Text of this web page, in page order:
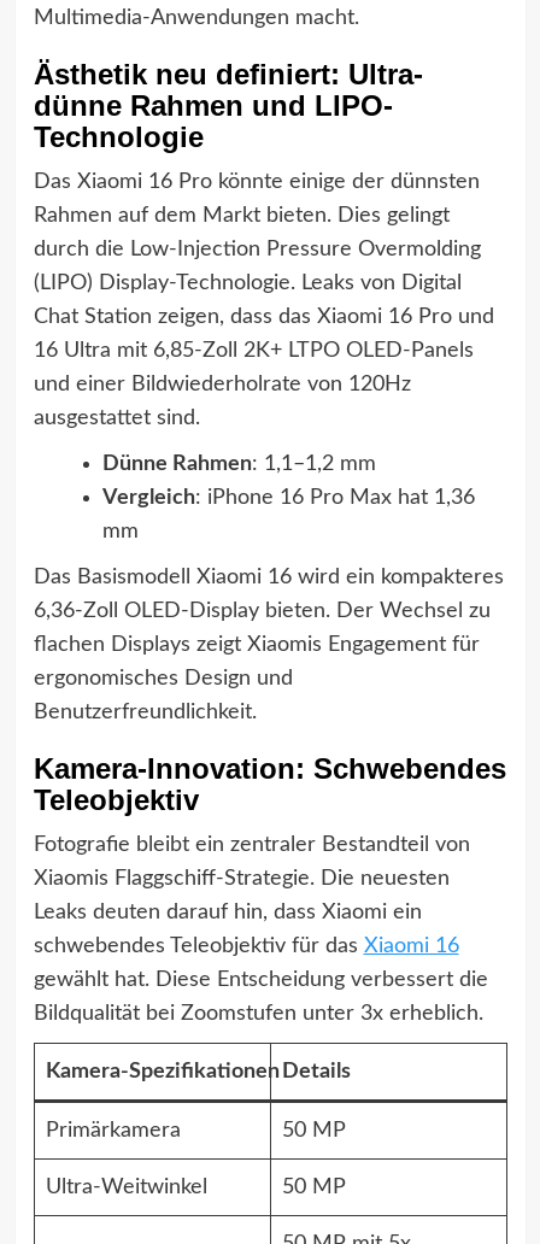
Multimedia-Anwendungen macht.
Ästhetik neu definiert: Ultra-
dünne Rahmen und LIPO-
Technologie
Das Xiaomi 16 Pro könnte einige der dünnsten
Rahmen auf dem Markt bieten. Dies gelingt
durch die Low-Injection Pressure Overmolding
(LIPO) Display-Technologie. Leaks von Digital
Chat Station zeigen, dass das Xiaomi 16 Pro und
16 Ultra mit 6,85-Zoll 2K+ LTPO OLED-Panels
und einer Bildwiederholrate von 120Hz
ausgestattet sind.
Dünne Rahmen: 1,1–1,2 mm
Vergleich: iPhone 16 Pro Max hat 1,36
mm
Das Basismodell Xiaomi 16 wird ein kompakteres
6,36-Zoll OLED-Display bieten. Der Wechsel zu
flachen Displays zeigt Xiaomis Engagement für
ergonomisches Design und
Benutzerfreundlichkeit.
Kamera-Innovation: Schwebendes
Teleobjektiv
Fotografie bleibt ein zentraler Bestandteil von
Xiaomis Flaggschiff-Strategie. Die neuesten
Leaks deuten darauf hin, dass Xiaomi ein
schwebendes Teleobjektiv für das Xiaomi 16
gewählt hat. Diese Entscheidung verbessert die
Bildqualität bei Zoomstufen unter 3x erheblich.
Kamera-Spezifikationen Details
Primärkamera 50 MP
Ultra-Weitwinkel 50 MP